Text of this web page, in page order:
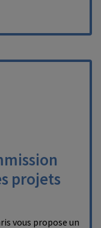
projets
vous propose un